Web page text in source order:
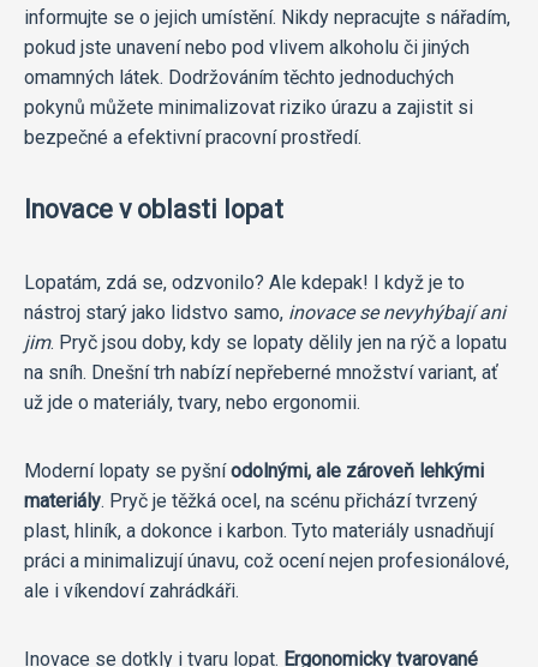
informujte se o jejich umístění. Nikdy nepracujte s nářadím,
pokud jste unavení nebo pod vlivem alkoholu či jiných
omamných látek. Dodržováním těchto jednoduchých
pokynů můžete minimalizovat riziko úrazu a zajistit si
bezpečné a efektivní pracovní prostředí.
Inovace v oblasti lopat
Lopatám, zdá se, odzvonilo? Ale kdepak! I když je to
nástroj starý jako lidstvo samo, inovace se nevyhýbají ani
jim. Pryč jsou doby, kdy se lopaty dělily jen na rýč a lopatu
na sníh. Dnešní trh nabízí nepřeberné množství variant, ať
už jde o materiály, tvary, nebo ergonomii.
Moderní lopaty se pyšníodolnými, ale zároveň lehkými
materiály. Pryč je těžká ocel, na scénu přichází tvrzený
plast, hliník, a dokonce i karbon. Tyto materiály usnadňují
práci a minimalizují únavu, což ocení nejen profesionálové,
ale i víkendoví zahrádkáři.
Inovace se dotkly i tvaru lopat. Ergonomicky tvarované